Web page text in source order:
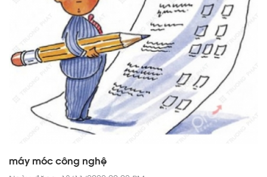
máy móc công nghệ